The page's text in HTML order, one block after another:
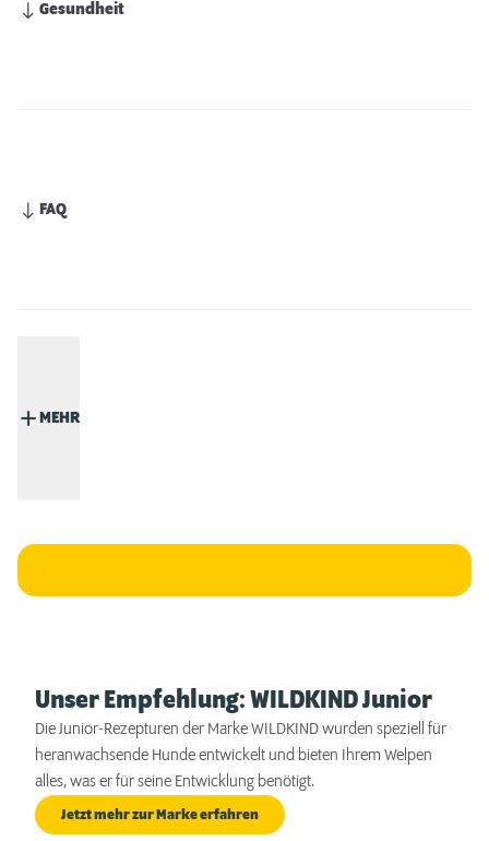
Gesundheit
FAQ
MEHR
Unser Empfehlung: WILDKIND Junior
Die Junior-Rezepturen der Marke WILDKIND wurden speziell für
heranwachsende Hunde entwickelt und bieten Ihrem Welpen
alles, was er für seine Entwicklung benötigt.
Jetzt mehr zur Marke erfahren